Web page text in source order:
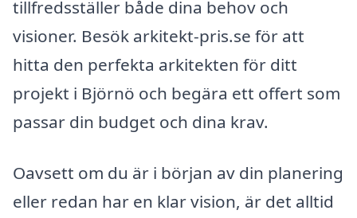
tillfredsställer både dina behov och
visioner. Besök arkitekt-pris.se för att
hitta den perfekta arkitekten för ditt
projekt i Björnö och begära ett offert som
passar din budget och dina krav.
Oavsett om du är i början av din planering
eller redan har en klar vision, är det alltid